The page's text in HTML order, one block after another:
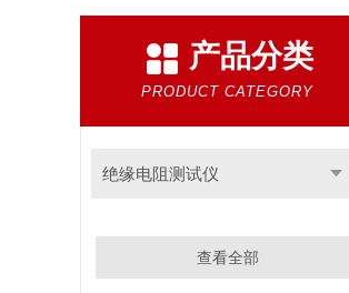
产品分类
PRODUCT CATEGORY
绝缘电阻测试仪
查看全部